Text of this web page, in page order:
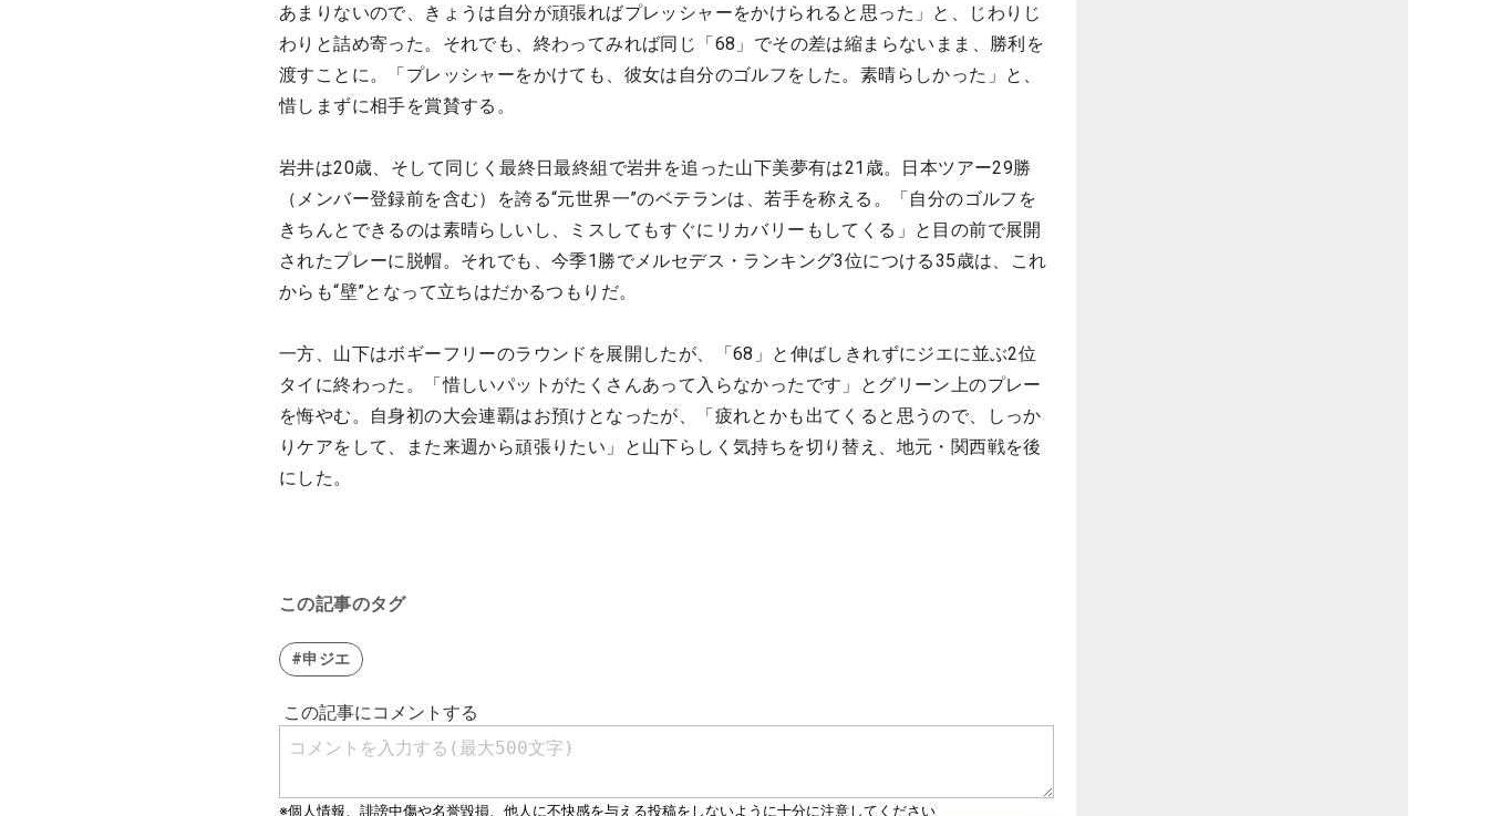
あまりないので、きょうは自分が頑張ればプレッシャーをかけられると思った」と、じわりじ
わりと詰め寄った。それでも、終わってみれば同じ「68」でその差は縮まらないまま、勝利を
渡すことに。「プレッシャーをかけても、彼女は自分のゴルフをした。素晴らしかった」と、
惜しまずに相手を賞賛する。
岩井は20歳、そして同じく最終日最終組で岩井を追った山下美夢有は21歳。日本ツアー29勝
（メンバー登録前を含む）を誇る“元世界一”のベテランは、若手を称える。「自分のゴルフを
きちんとできるのは素晴らしいし、ミスしてもすぐにリカバリーもしてくる」と目の前で展開
されたプレーに脱帽。それでも、今季1勝でメルセデス・ランキング3位につける35歳は、これ
からも“壁”となって立ちはだかるつもりだ。
一方、山下はボギーフリーのラウンドを展開したが、「68」と伸ばしきれずにジエに並ぶ2位
タイに終わった。「惜しいパットがたくさんあって入らなかったです」とグリーン上のプレー
を悔やむ。自身初の大会連覇はお預けとなったが、「疲れとかも出てくると思うので、しっか
りケアをして、また来週から頑張りたい」と山下らしく気持ちを切り替え、地元・関西戦を後
にした。
この記事のタグ
#申ジエ